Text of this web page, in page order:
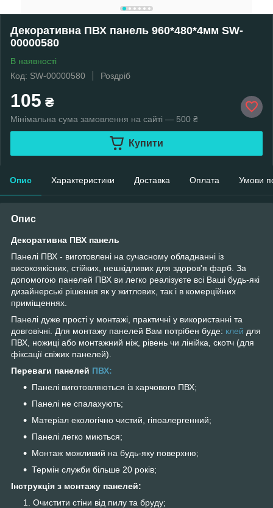
Декоративна ПВХ панель 960*480*4мм SW-
00000580
В наявності
Код: SW-00000580
Роздріб
105 ₴
Мінімальна сума замовлення на сайті — 500 ₴
Купити
Опис Характеристики Доставка Оплата Умови
Опис
Декоративна ПВХ панель
Панелі ПВХ - виготовлені на сучасному обладнанні із
високоякісних, стійких, нешкідливих для здоров'я фарб. За
допомогою панелей ПВХ ви легко реалізуєте всі Ваші будь-які
дизайнерські рішення як у житлових, так і в комерційних
приміщеннях.
Панелі дуже прості у монтажі, практичні у використанні та
довговічні. Для монтажу панелей Вам потрібен буде: клей для
ПВХ, ножиці або монтажний ніж, рівень чи лінійка, скотч (для
фіксації свіжих панелей).
Переваги панелей ПВХ:
Панелі виготовляються із харчового ПВХ;
Панелі не спалахують;
Матеріал екологічно чистий, гіпоалергенний;
Панелі легко миються;
Монтаж можливий на будь-яку поверхню;
Термін служби більше 20 років;
Інструкція з монтажу панелей:
Очистити стіни від пилу та бруду;